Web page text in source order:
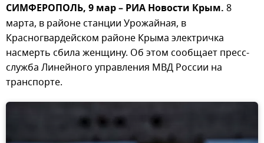
СИМФЕРОПОЛЬ, 9 мар – РИА Новости Крым. 8
марта, в районе станции Урожайная, в
Красногвардейском районе Крыма электричка
насмерть сбила женщину. Об этом сообщает пресс-
служба Линейного управления МВД России на
транспорте.